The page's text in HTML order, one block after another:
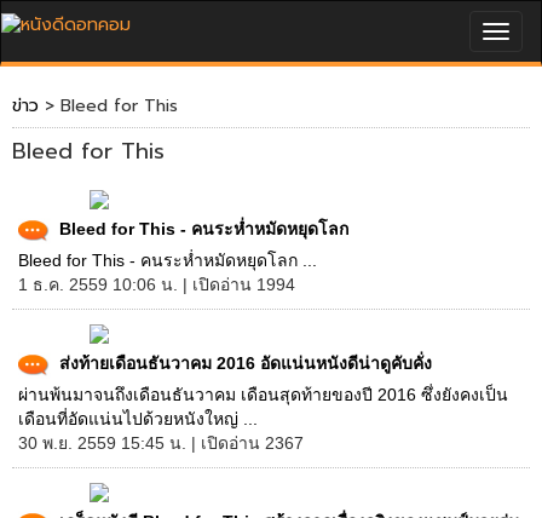
ข่าว > Bleed for This
Bleed for This
Bleed for This - คนระห่ำหมัดหยุดโลก
Bleed for This - คนระห่ำหมัดหยุดโลก ...
1 ธ.ค. 2559 10:06 น. | เปิดอ่าน 1994
ส่งท้ายเดือนธันวาคม 2016 อัดแน่นหนังดีน่าดูคับคั่ง
ผ่านพ้นมาจนถึงเดือนธันวาคม เดือนสุดท้ายของปี 2016 ซึ่งยังคงเป็น
เดือนที่อัดแน่นไปด้วยหนังใหญ่ ...
30 พ.ย. 2559 15:45 น. | เปิดอ่าน 2367